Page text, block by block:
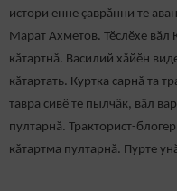
истори енне çаврăнни те
Марат Ахметов. Тӗслӗхе вăл
кăтартнă. Василий хăйӗн
кăтартать. Куртка сарнă та
тавра сивӗ те пылчăк, вăл
пултарнă. Тракторист-
кăтартма пултарнă. Пурте